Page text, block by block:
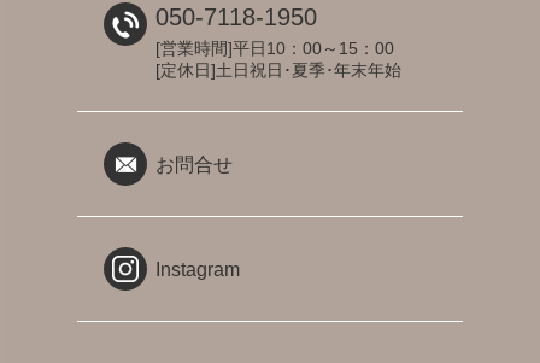
050-7118-1950
[営業時間]平日10：00～15：00
[定休日]土日祝日･夏季･年末年始
お問合せ
Instagram